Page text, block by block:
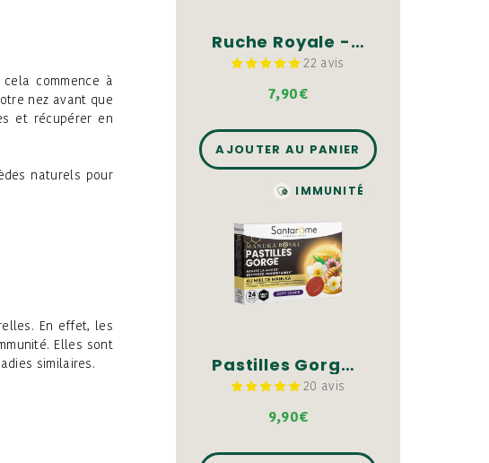
commence à
nez avant que
et récupérer en
naturels pour
En effet, les
Elles sont
similaires.
Ruche Royale - Pastilles gorge
22 avis
7,90€
AJOUTER AU PANIER
IMMUNITÉ
Pastilles Gorge au miel de Manuka
20 avis
9,90€